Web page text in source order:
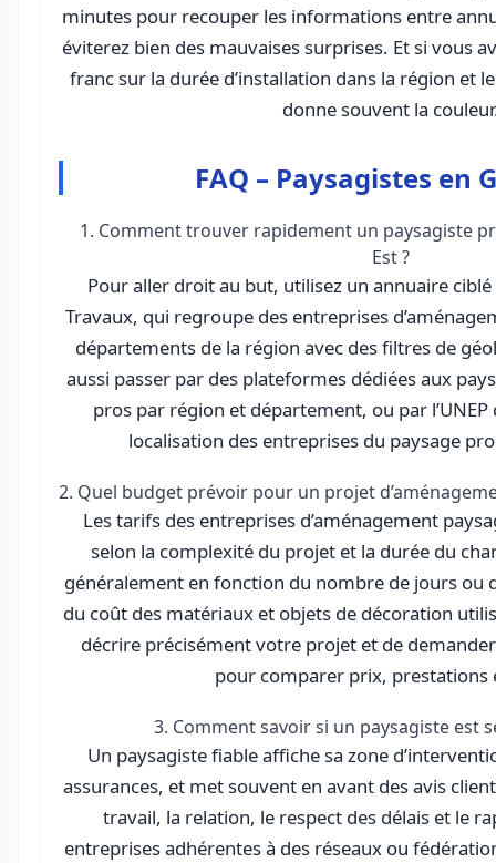
minutes pour recouper les informations entre
éviterez bien des mauvaises surprises. Et si vous
franc sur la durée d’installation dans la région et
donne souvent la
FAQ – Paysagistes en
1. Comment trouver rapidement un paysagiste
Est ?
Pour aller droit au but, utilisez un annuaire
Travaux, qui regroupe des entreprises
départements de la région avec des filtres de
aussi passer par des plateformes dédiées aux
pros par région et département, ou par
localisation des entreprises du paysage
2. Quel budget prévoir pour un projet
Les tarifs des entreprises d’aménagement
selon la complexité du projet et la durée du
généralement en fonction du nombre de jours ou
du coût des matériaux et objets de décoration
décrire précisément votre projet et de
pour comparer prix, prestations
3. Comment savoir si un paysagiste est
Un paysagiste fiable affiche sa zone
assurances, et met souvent en avant des avis
travail, la relation, le respect des délais et le
entreprises adhérentes à des réseaux ou